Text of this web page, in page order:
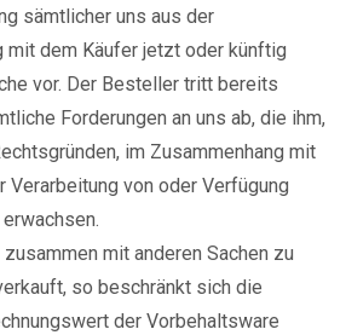
sämtlicher uns aus der
mit dem Käufer jetzt oder künftig
vor. Der Besteller tritt bereits
Forderungen an uns ab, die ihm,
im Zusammenhang mit
Verarbeitung von oder Verfügung
mit anderen Sachen zu
so beschränkt sich die
der Vorbehaltsware